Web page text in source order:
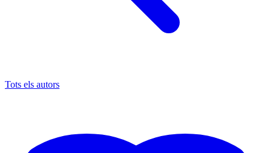
Tots els autors